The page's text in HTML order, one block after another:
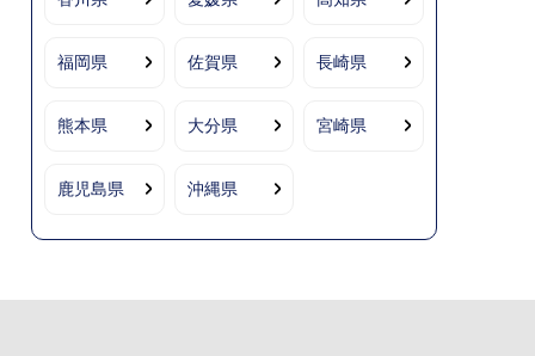
福岡県 佐賀県 長崎県
熊本県 大分県 宮崎県
鹿児島県 沖縄県